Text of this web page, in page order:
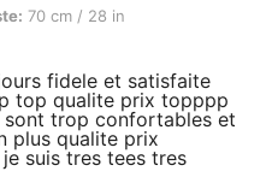
60 cm / 24 in, Hanches: 80 cm /
70 cm / 28 in
fidele et satisfaite
top qualite prix topppp
trop confortables et
plus qualite prix
suis tres tees tres